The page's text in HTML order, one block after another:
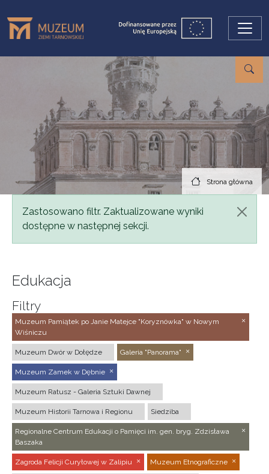
Strona główna
Komunikat
Zastosowano filtr. Zaktualizowane wyniki
dostępne w następnej sekcji.
Edukacja
Filtry
Muzeum Pamiątek po Janie Matejce "Koryznówka" w Nowym
Wiśniczu
Muzeum Dwór w Dołędze Galeria "Panorama"
Muzeum Zamek w Dębnie
Muzeum Ratusz - Galeria Sztuki Dawnej
Muzeum Historii Tarnowa i Regionu Siedziba
Regionalne Centrum Edukacji o Pamięci im. gen. bryg. Zdzisława
Baszaka
Zagroda Felicji Curyłowej w Zalipiu Muzeum Etnograficzne